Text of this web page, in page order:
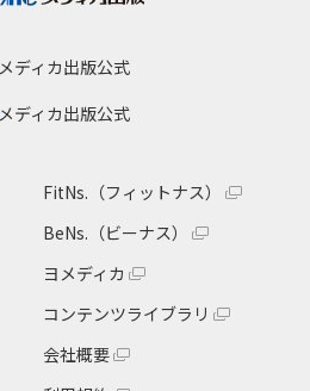
メディカ出版公式
メディカ出版公式
FitNs.（フィットナス）
BeNs.（ビーナス）
ヨメディカ
コンテンツライブラリ
会社概要